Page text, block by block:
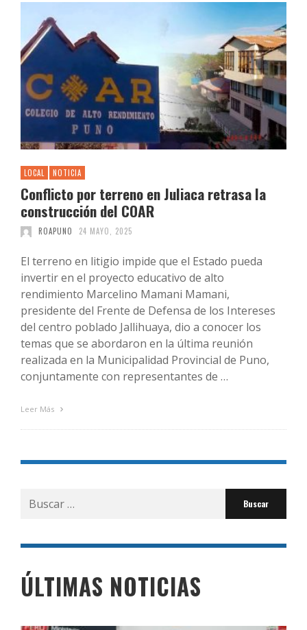
LOCAL NOTICIA
Conflicto por terreno en Juliaca retrasa la
construcción del COAR
ROAPUNO 24 MAYO, 2025
El terreno en litigio impide que el Estado pueda
invertir en el proyecto educativo de alto
rendimiento Marcelino Mamani Mamani,
presidente del Frente de Defensa de los Intereses
del centro poblado Jallihuaya, dio a conocer los
temas que se abordaron en la última reunión
realizada en la Municipalidad Provincial de Puno,
conjuntamente con representantes de …
Leer Más
Buscar
por:
ÚLTIMAS NOTICIAS